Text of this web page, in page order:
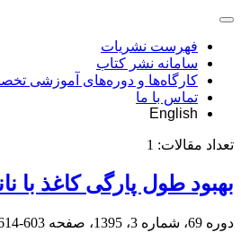
فهرست نشریات
سامانه نشر کتاب
کارگاه‌ها و دوره‌های آموزشی
تماس با ما
English
تعداد مقالات: 1
بهبود طول پارگی کاغذ با
دوره 69، شماره 3، 1395، صفحه 603-614